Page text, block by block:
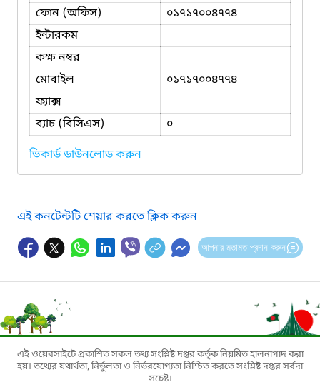
ফোন (অফিস)
০১৭১৭০০৪৭৭৪
ইন্টারকম
কক্ষ নম্বর
মোবাইল
০১৭১৭০০৪৭৭৪
ফ্যাক্স
ব্যাচ (বিসিএস)
০
ভিকার্ড ডাউনলোড করুন
এই কনটেন্টটি শেয়ার করতে ক্লিক করুন
আপনার মতামত প্রদান করুন
এই ওয়েবসাইটে প্রকাশিত সকল তথ্য সংশ্লিষ্ট দপ্তর কর্তৃক নিয়মিত হালনাগাদ করা
হয়। তথ্যের যথার্থতা, নির্ভুলতা ও নির্ভরযোগ্যতা নিশ্চিত করতে সংশ্লিষ্ট দপ্তর সর্বদা
সচেষ্ট।